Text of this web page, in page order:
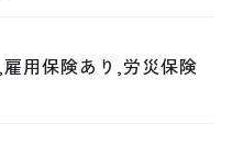
用保険あり,労災保険